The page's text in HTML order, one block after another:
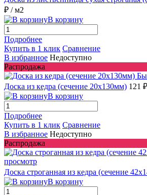
₽ / м2
В корзину
Подробнее
Купить в 1 клик Сравнение
В избранное Недоступно
Распродажа
Доска из кедра (сечение 20x130мм) 121 ₽
В корзину
Подробнее
Купить в 1 клик Сравнение
В избранное Недоступно
Распродажа
просмотр
Доска строганная из кедра (сечение
В корзину